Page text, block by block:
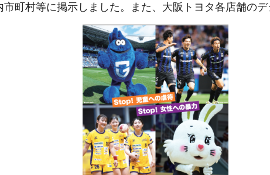
町村等に掲示しました。また、大阪トヨタ各店舗の